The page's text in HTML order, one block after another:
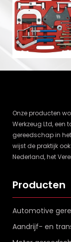
Onze producten
Werkzeug Ltd, een
gereedschap in
wijst de praktijk
Nederland, het
Producten
Automotive
Aandrijf- en